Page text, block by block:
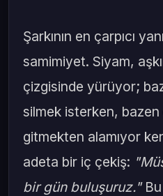
Şarkının en çarpıcı
samimiyet. Siyam,
çizgisinde yürüyor;
silmek isterken,
gitmekten alamıyor
adeta bir iç çekiş:
bir gün buluşuruz."Bu